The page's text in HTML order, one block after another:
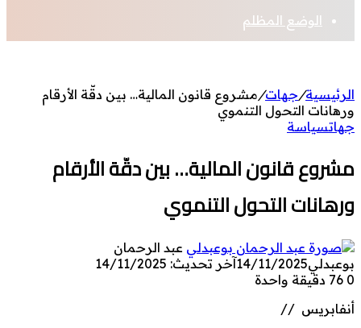
الوضع المظلم
الرئيسية/جهات/مشروع قانون المالية… بين دقّة الأرقام
ورهانات التحول التنموي
جهاتسياسة
مشروع قانون المالية… بين دقّة الأرقام
ورهانات التحول التنموي
عبد الرحمان
بوعبدلي14/11/2025آخر تحديث: 14/11/2025
0
دقيقة واحدة
أنفابريس //